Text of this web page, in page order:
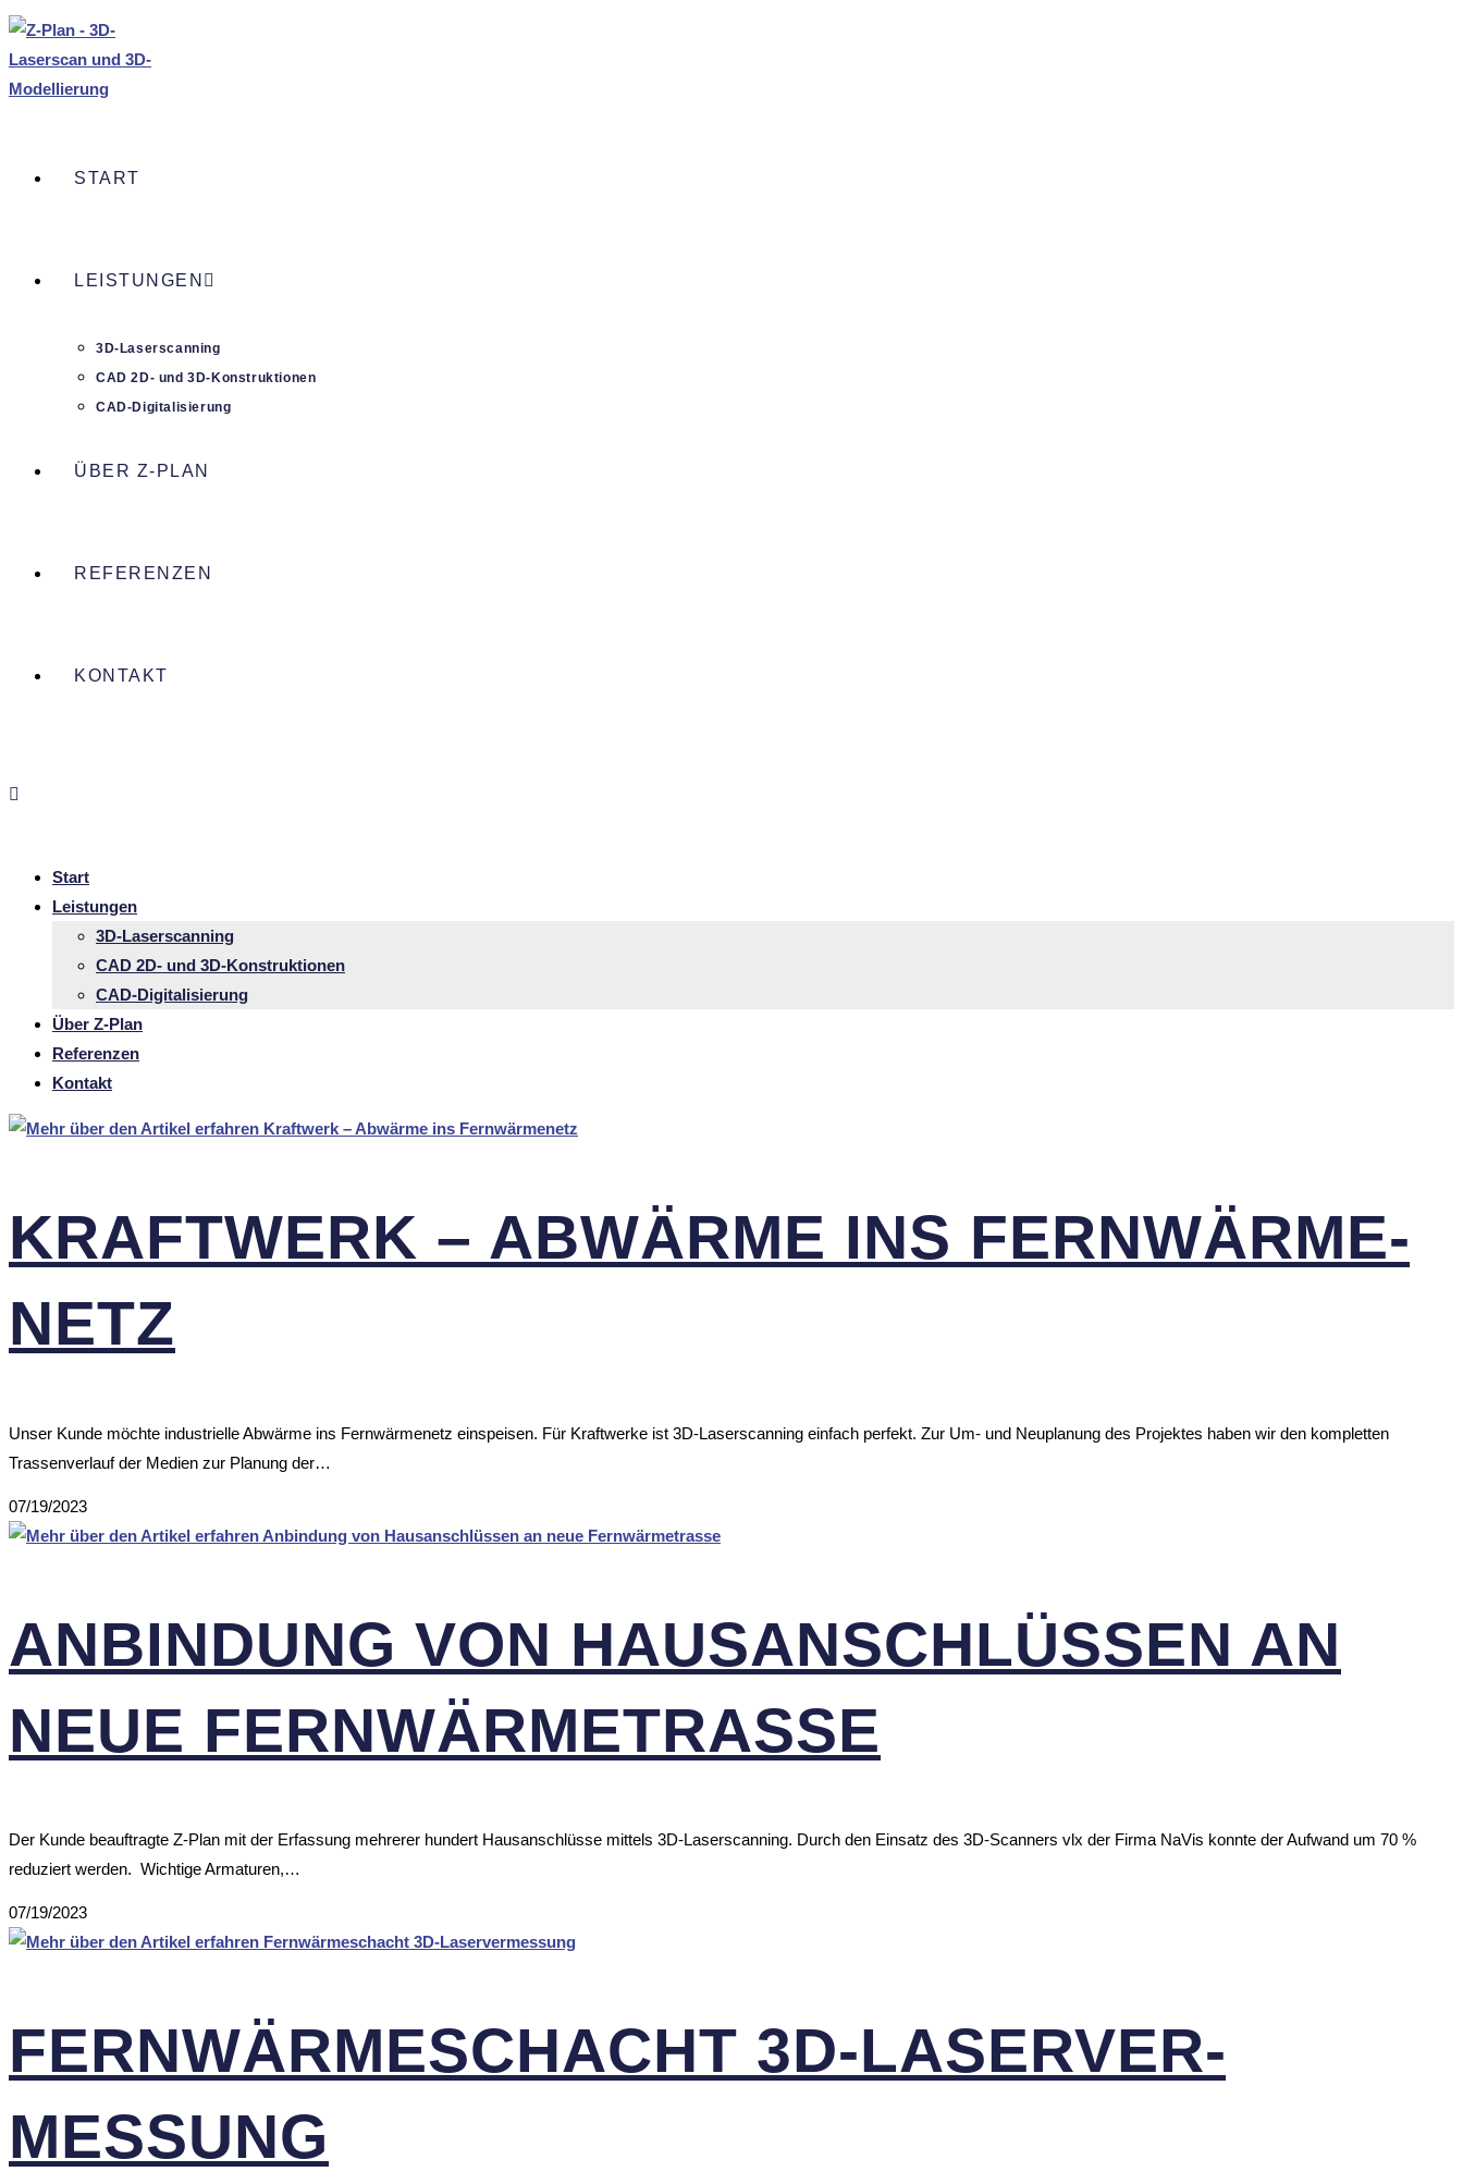
START
LEIS­TUNGEN
3D-Laser­­scan­­ning
CAD 2D- und 3D-Konstruk­­tionen
CAD-Digi­­ta­­li­­sie­rung
ÜBER Z‑PLAN
REFERENZEN
KONTAKT
Start
Leis­tungen
3D-Laser­­scan­­ning
CAD 2D- und 3D-Konstruk­­tionen
CAD-Digi­­ta­­li­­sie­rung
Über Z‑Plan
Referenzen
Kontakt
KRAFT­WERK – ABWÄRME INS FERN­WÄR­ME­
NETZ
Unser Kunde möchte industrielle Abwärme ins Fernwärmenetz einspeisen. Für Kraftwerke ist 3D-Laserscanning einfach perfekt. Zur Um- und Neuplanung des Projektes haben wir den kompletten
Trassenverlauf der Medien zur Planung der…
07/19/2023
ANBIN­DUNG VON HAUS­AN­SCHLÜSSEN AN
NEUE FERN­WÄR­ME­TRASSE
Der Kunde beauftragte Z-Plan mit der Erfassung mehrerer hundert Hausanschlüsse mittels 3D-Laserscanning. Durch den Einsatz des 3D-Scanners vlx der Firma NaVis konnte der Aufwand um 70 %
reduziert werden. Wichtige Armaturen,…
07/19/2023
FERN­WÄRME­SCHACHT 3D-LASER­VER­
MESSUNG